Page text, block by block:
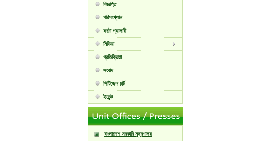
বিজ্ঞপ্তি
পরিসংখ্যান
ফটো গ্যালারী
মিডিয়া
প্রতিক্রিয়া
সংবাদ
সিটিজেন চার্ট
ইভেন্ট
বাংলাদেশ সরকারি মুদ্রণালয়